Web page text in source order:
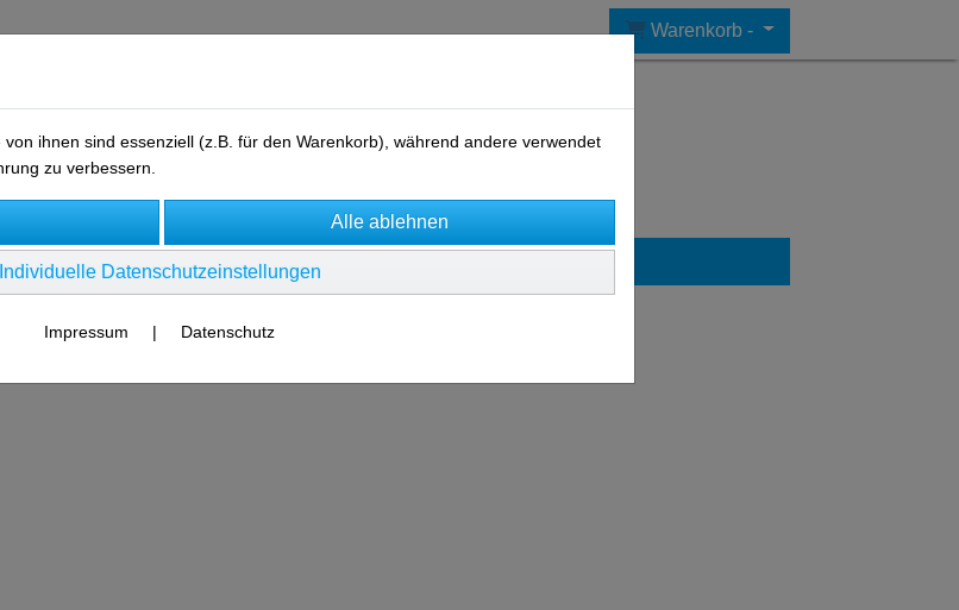
Warenkorb -
ihnen sind essenziell (z.B. für den Warenkorb), während andere verwendet
zu verbessern.
Individuelle Datenschutzeinstellungen
Impressum | Datenschutz